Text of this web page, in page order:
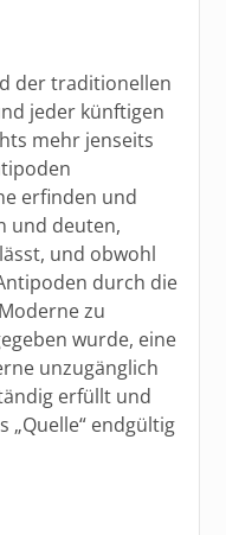
der traditionellen
jeder künftigen
mehr jenseits
erfinden und
und deuten,
und obwohl
durch die
zu
wurde, eine
unzugänglich
erfüllt und
„Quelle“ endgültig